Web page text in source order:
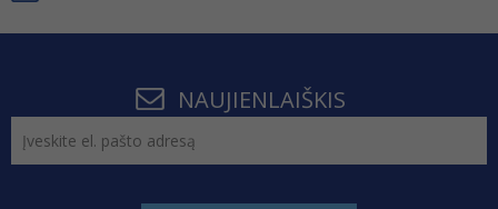
NAUJIENLAIŠKIS